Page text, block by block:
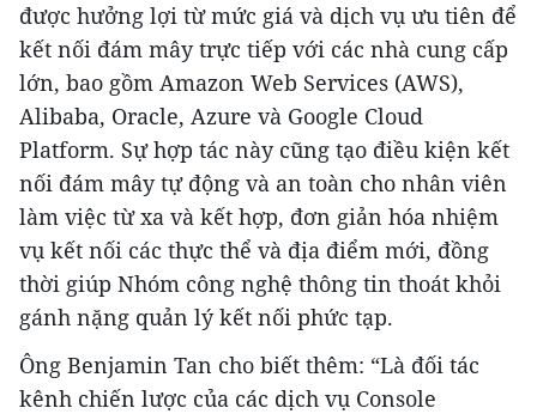
được hưởng lợi từ mức giá và dịch vụ ưu tiên để
kết nối đám mây trực tiếp với các nhà cung cấp
lớn, bao gồm Amazon Web Services (AWS),
Alibaba, Oracle, Azure và Google Cloud
Platform. Sự hợp tác này cũng tạo điều kiện kết
nối đám mây tự động và an toàn cho nhân viên
làm việc từ xa và kết hợp, đơn giản hóa nhiệm
vụ kết nối các thực thể và địa điểm mới, đồng
thời giúp Nhóm công nghệ thông tin thoát khỏi
gánh nặng quản lý kết nối phức tạp.
Ông Benjamin Tan cho biết thêm: “Là đối tác
kênh chiến lược của các dịch vụ Console